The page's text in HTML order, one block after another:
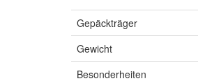
Gepäckträger
Gewicht
Besonderheiten